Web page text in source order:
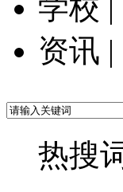
学校 |
资讯 |
热搜